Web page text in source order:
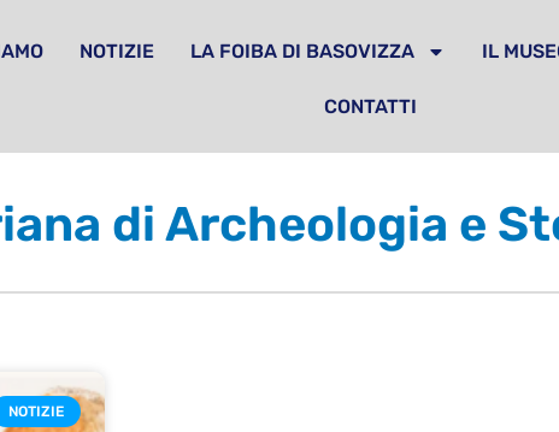
NOTIZIE LA FOIBA DI BASOVIZZA IL
CONTATTI
di Archeologia e
NOTIZIE